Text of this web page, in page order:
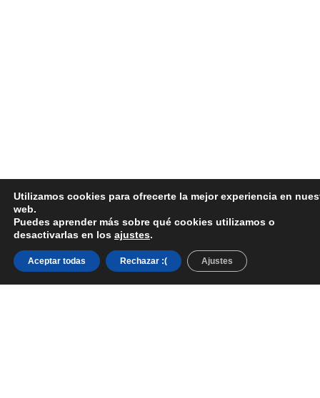
Utilizamos cookies para ofrecerte la mejor experiencia en
web.
Puedes aprender más sobre qué cookies utilizamos o
desactivarlas en los ajustes.
Aceptar todas Rechazar :( Ajustes